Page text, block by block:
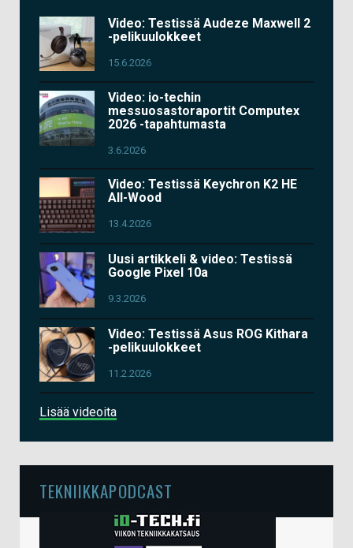
Video: Testissä Audeze Maxwell 2
-pelikuulokkeet
15.6.2026
Video: io-techin
messuosastoraportit Computex
2026 -tapahtumasta
3.6.2026
Video: Testissä Keychron K2 HE
All-Wood
13.4.2026
Uusi artikkeli & video: Testissä
Google Pixel 10a
9.3.2026
Video: Testissä Asus ROG Kithara
-pelikuulokkeet
11.2.2026
Lisää videoita
TEKNIIKKAPODCAST